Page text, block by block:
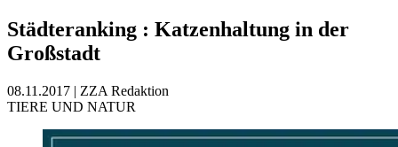
Städteranking : Katzenhaltung in der
Großstadt
08.11.2017 | ZZA Redaktion
TIERE UND NATUR